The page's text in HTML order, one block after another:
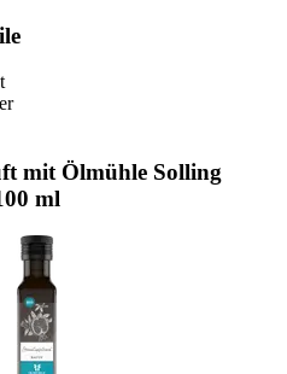
mit Ölmühle Solling
ml